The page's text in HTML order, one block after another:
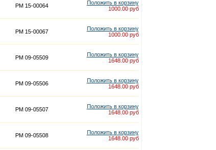
PM 15-00064
Положить в корзину
1000.00 руб
PM 15-00067
Положить в корзину
1000.00 руб
PM 09-05509
Положить в корзину
1648.00 руб
PM 09-05506
Положить в корзину
1648.00 руб
PM 09-05507
Положить в корзину
1648.00 руб
PM 09-05508
Положить в корзину
1648.00 руб